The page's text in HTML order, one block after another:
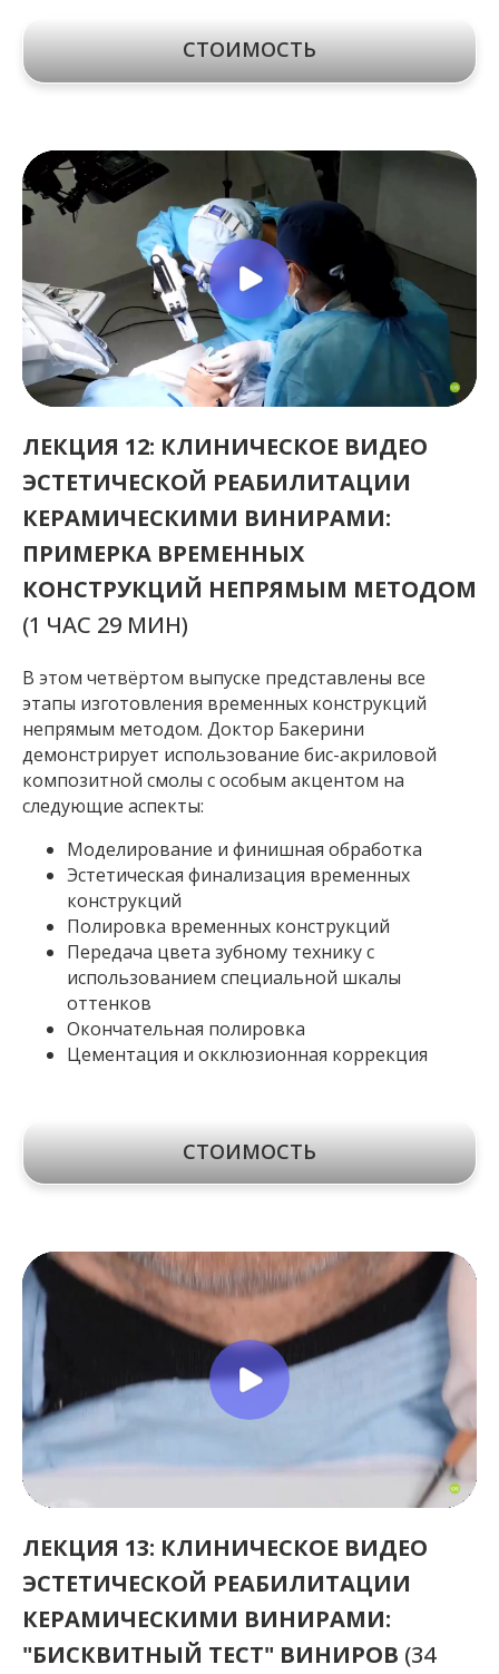
СТОИМОСТЬ
ЛЕКЦИЯ 12: КЛИНИЧЕСКОЕ ВИДЕО
ЭСТЕТИЧЕСКОЙ РЕАБИЛИТАЦИИ
КЕРАМИЧЕСКИМИ ВИНИРАМИ:
ПРИМЕРКА ВРЕМЕННЫХ
КОНСТРУКЦИЙ НЕПРЯМЫМ МЕТОДОМ
(1 ЧАС 29 МИН)
В этом четвёртом выпуске представлены все
этапы изготовления временных конструкций
непрямым методом. Доктор Бакерини
демонстрирует использование бис-акриловой
композитной смолы с особым акцентом на
следующие аспекты:
Моделирование и финишная обработка
Эстетическая финализация временных
конструкций
Полировка временных конструкций
Передача цвета зубному технику с
использованием специальной шкалы
оттенков
Окончательная полировка
Цементация и окклюзионная коррекция
СТОИМОСТЬ
ЛЕКЦИЯ 13: КЛИНИЧЕСКОЕ ВИДЕО
ЭСТЕТИЧЕСКОЙ РЕАБИЛИТАЦИИ
КЕРАМИЧЕСКИМИ ВИНИРАМИ:
"БИСКВИТНЫЙ ТЕСТ" ВИНИРОВ (34